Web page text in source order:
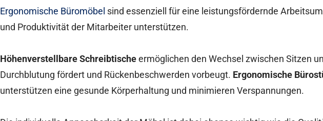
Ergonomische Büromöbel sind essenziell für eine leistungsfördernde
und Produktivität der Mitarbeiter unterstützen.
Höhenverstellbare Schreibtischeermöglichen den Wechsel zwischen Sitzen
Durchblutung fördert und Rückenbeschwerden vorbeugt. Ergonomische
unterstützen eine gesunde Körperhaltung und minimieren Verspannungen.